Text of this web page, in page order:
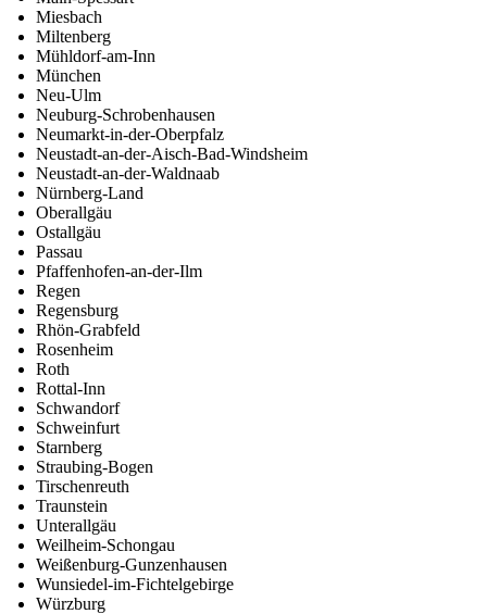
Miesbach
Miltenberg
Mühldorf-am-Inn
München
Neu-Ulm
Neuburg-Schrobenhausen
Neumarkt-in-der-Oberpfalz
Neustadt-an-der-Aisch-Bad-Windsheim
Neustadt-an-der-Waldnaab
Nürnberg-Land
Oberallgäu
Ostallgäu
Passau
Pfaffenhofen-an-der-Ilm
Regen
Regensburg
Rhön-Grabfeld
Rosenheim
Roth
Rottal-Inn
Schwandorf
Schweinfurt
Starnberg
Straubing-Bogen
Tirschenreuth
Traunstein
Unterallgäu
Weilheim-Schongau
Weißenburg-Gunzenhausen
Wunsiedel-im-Fichtelgebirge
Würzburg